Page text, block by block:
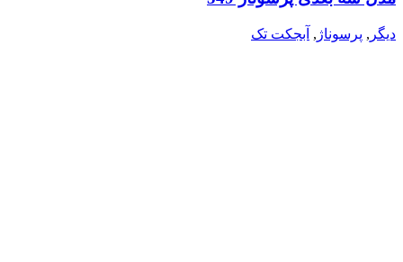
دیگر , پرسوناژ , آبجکت تک